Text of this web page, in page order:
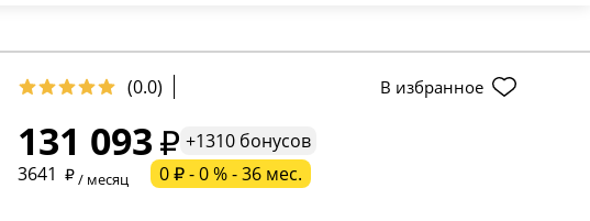
(0.0) В избранное
131 093
+1310 бонусов
3641
/ месяц 0 ₽ - 0 % - 36 мес.
* необязательное поле